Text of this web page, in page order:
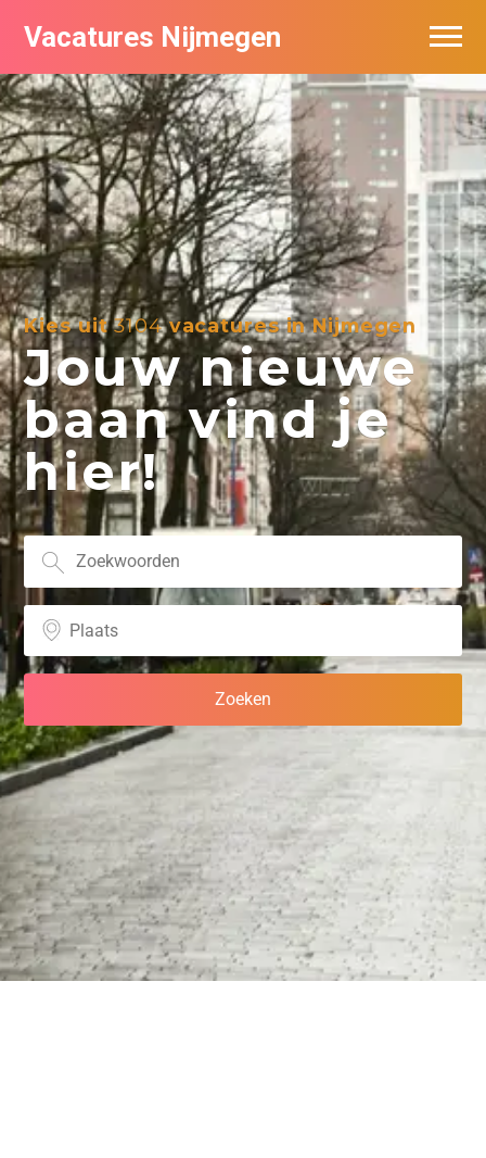
Vacatures Nijmegen
Kies uit3104vacatures in Nijmegen
Jouw nieuwe
baan vind je
hier!
Vacatures per bedrijf
De populairste vacatures in Nijmegen
Nieuwsbrief feed